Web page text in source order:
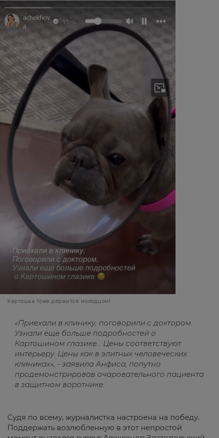
Картошка тоже держится молодцом!
«Приехали в клинику, поговорили с доктором.
Узнали еще больше подробностей о
Картошином глазике… Цены соответствуют
интерьеру. Цены как в элитных человеческих
клиниках», - заявила Анфиса, попутно
продемонстрировав очаровательного пациента
в защитном воротнике.
Судя по всему, журналистка настроена на победу.
Поддержать возлюбленную в этот непростой